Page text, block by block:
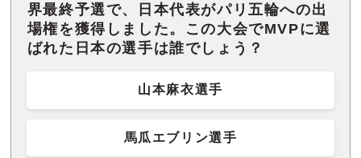
界最終予選で、日本代表がパリ五輪への出
場権を獲得しました。この大会でMVPに選
ばれた日本の選手は誰でしょう？
山本麻衣選手
馬瓜エブリン選手